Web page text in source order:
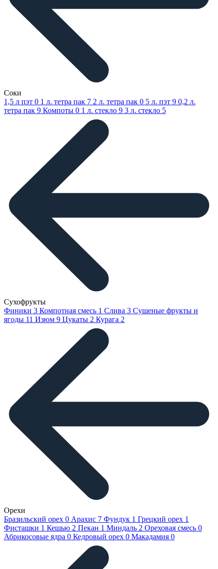
Соки
1,5 л пэт 0 1 л. тетра пак 7 2 л. тетра пак 0 5 л. пэт 9 0,2 л.
тетра пак 9 Компоты 0 1 л. стекло 9 3 л. стекло 5
Сухофрукты
Финики 3 Компотная смесь 1 Слива 3 Сушеные фрукты и
ягоды 11 Изюм 9 Цукаты 2 Курага 2
Орехи
Бразильский орех 0 Арахис 7 Фундук 1 Грецкий орех 1
Фисташки 1 Кешью 2 Пекан 1 Миндаль 2 Ореховая смесь 0
Абрикосовые ядра 0 Кедровый орех 0 Макадамия 0